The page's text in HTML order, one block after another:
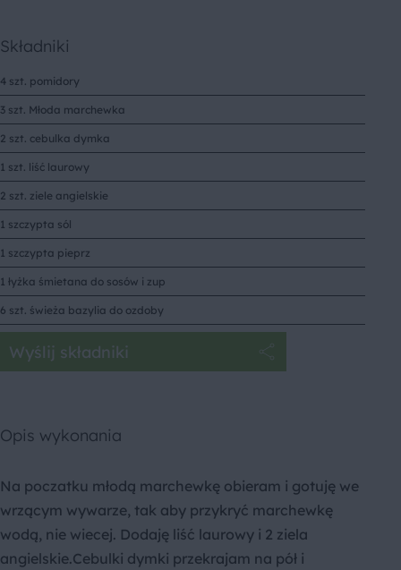
Składniki
4 szt. pomidory
3 szt. Młoda marchewka
2 szt. cebulka dymka
1 szt. liść laurowy
2 szt. ziele angielskie
1 szczypta sól
1 szczypta pieprz
1 łyżka śmietana do sosów i zup
6 szt. świeża bazylia do ozdoby
Wyślij składniki
Opis wykonania
Na poczatku młodą marchewkę obieram i gotuję we
wrzącym wywarze, tak aby przykryć marchewkę
wodą, nie wiecej. Dodaję liść laurowy i 2 ziela
angielskie.Cebulki dymki przekrajam na pół i